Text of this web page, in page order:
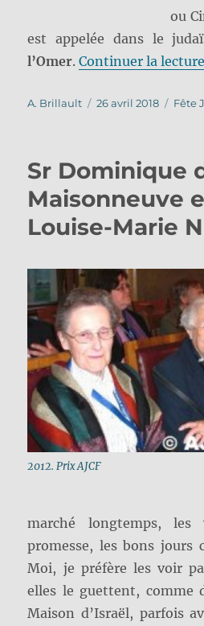
ou
est appelée dans le
l’Omer.Continuer la lecture
Auteur
A. Brillault
Publié
26 avril 2018 Fête
Sr Dominique
Maisonneuve
Louise-Marie
2012. Prix AJCF
marché longtemps,
promesse, les bons jours
Moi, je préfère les voir
elles le guettent, comme
Maison d’Israël, parfois